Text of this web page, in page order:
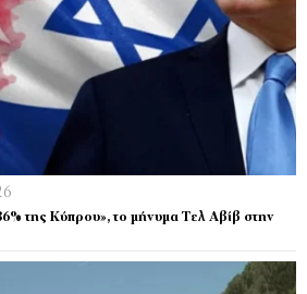
της Κύπρου», το μήνυμα Τελ Αβίβ στην